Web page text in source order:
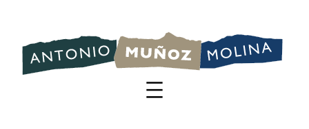
contenido